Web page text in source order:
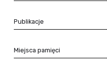
Publikacje
Miejsca pamięci